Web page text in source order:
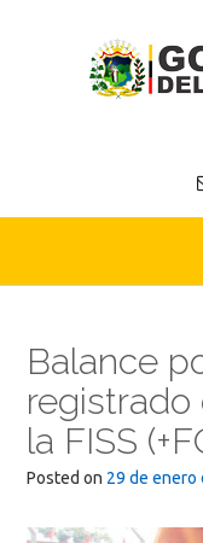
Balance
la FISS
Posted on 29 de enero